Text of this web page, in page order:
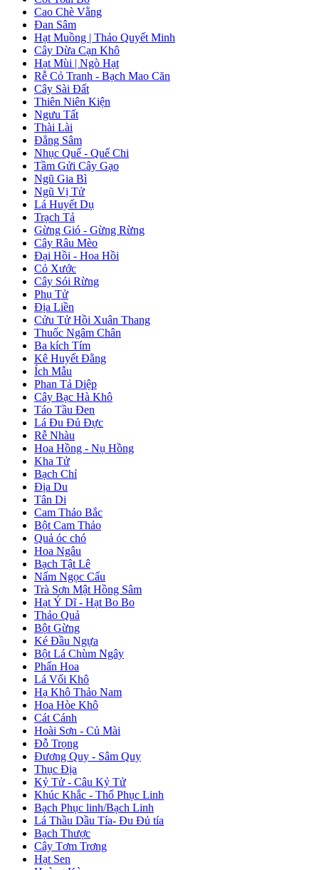
Cao Chè Vằng
Đan Sâm
Hạt Muồng | Thảo Quyết Minh
Cây Dừa Cạn Khô
Hạt Mùi | Ngò Hạt
Rễ Cỏ Tranh - Bạch Mao Căn
Cây Sài Đất
Thiên Niên Kiện
Ngưu Tất
Thài Lài
Đẳng Sâm
Nhục Quế - Quế Chi
Tầm Gửi Cây Gạo
Ngũ Gia Bì
Ngũ Vị Tử
Lá Huyết Dụ
Trạch Tả
Gừng Gió - Gừng Rừng
Cây Râu Mèo
Đại Hồi - Hoa Hồi
Cỏ Xước
Cây Sói Rừng
Phụ Tử
Địa Liền
Cửu Tử Hồi Xuân Thang
Thuốc Ngâm Chân
Ba kích Tím
Kê Huyết Đằng
Ích Mẫu
Phan Tả Diệp
Cây Bạc Hà Khô
Táo Tầu Đen
Lá Đu Đủ Đực
Rễ Nhàu
Hoa Hồng - Nụ Hồng
Kha Tử
Bạch Chỉ
Địa Du
Tân Di
Cam Thảo Bắc
Bột Cam Thảo
Quả óc chó
Hoa Ngâu
Bạch Tật Lê
Nấm Ngọc Cẩu
Trà Sơn Mật Hồng Sâm
Hạt Ý Dĩ - Hạt Bo Bo
Thảo Quả
Bột Gừng
Ké Đầu Ngựa
Bột Lá Chùm Ngây
Phấn Hoa
Lá Vối Khô
Hạ Khô Thảo Nam
Hoa Hòe Khô
Cát Cánh
Hoài Sơn - Củ Mài
Đỗ Trọng
Đương Quy - Sâm Quy
Thục Địa
Kỷ Tử - Câu Kỷ Tử
Khúc Khắc - Thổ Phục Linh
Bạch Phục linh/Bạch Linh
Lá Thầu Dầu Tía- Đu Đủ tía
Bạch Thược
Cây Tơm Trơng
Hạt Sen